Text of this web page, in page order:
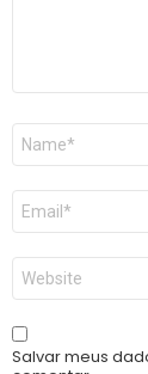
Nome
E-
mail
*
Site
Salvar meus